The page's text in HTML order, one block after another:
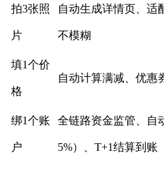
拍3张照
片
自动生成详情页、适
不模糊
填1个价
格
自动计算满减、优惠
绑1个账
户
全链路资金监管、自
5%）、T+1结算到账